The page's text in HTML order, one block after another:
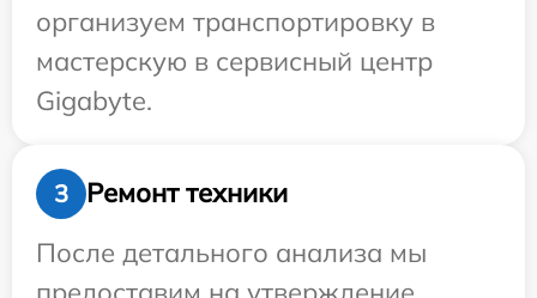
организуем транспортировку в
мастерскую в сервисный центр
Gigabyte.
3
Ремонт техники
После детального анализа мы